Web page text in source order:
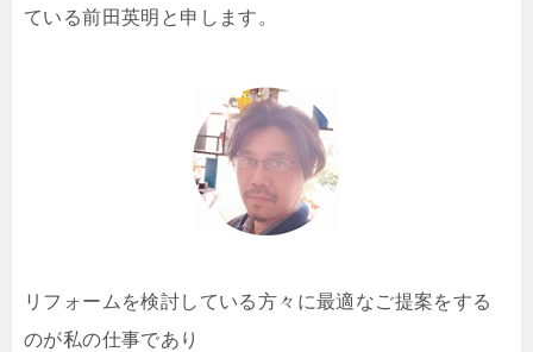
ている前田英明と申します。
リフォームを検討している方々に最適なご提案をする
のが私の仕事であり